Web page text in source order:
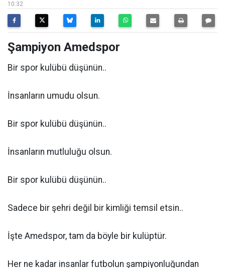
10:32
Şampiyon Amedspor
Bir spor kulübü düşünün..
İnsanların umudu olsun.
Bir spor kulübü düşünün..
İnsanların mutluluğu olsun.
Bir spor kulübü düşünün..
Sadece bir şehri değil bir kimliği temsil etsin..
İşte Amedspor, tam da böyle bir kulüptür.
Her ne kadar insanlar futbolun şampiyonluğundan